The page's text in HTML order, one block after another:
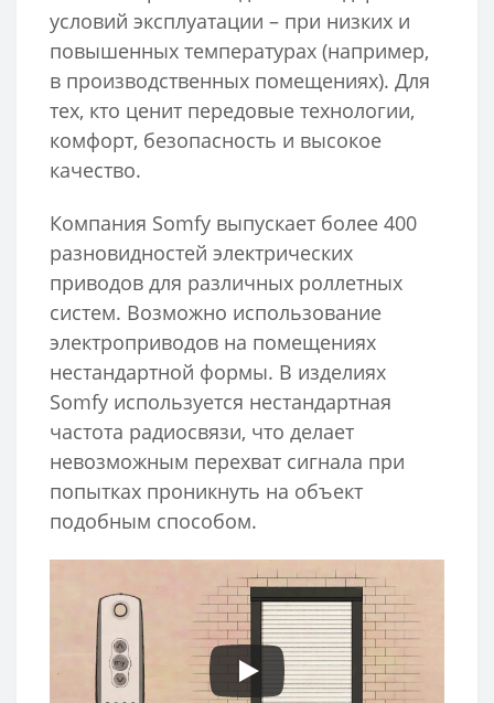
условий эксплуатации – при низких и
повышенных температурах (например,
в производственных помещениях). Для
тех, кто ценит передовые технологии,
комфорт, безопасность и высокое
качество.
Компания Somfy выпускает более 400
разновидностей электрических
приводов для различных роллетных
систем. Возможно использование
электроприводов на помещениях
нестандартной формы. В изделиях
Somfy используется нестандартная
частота радиосвязи, что делает
невозможным перехват сигнала при
попытках проникнуть на объект
подобным способом.